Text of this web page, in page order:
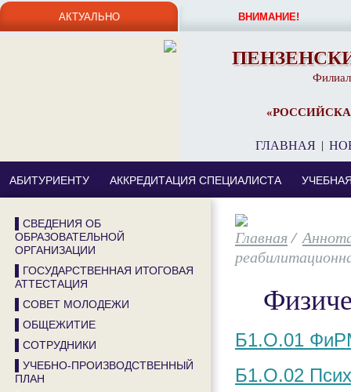
АКТУАЛЬНО ВНИМАНИЕ!
ГЛАВНАЯ |
АБИТУРИЕНТУ АККРЕДИТАЦИЯ СПЕЦИАЛИСТА
/
Б1.О.01
Б1.О.02
▌СВЕДЕНИЯ ОБ
ОБРАЗОВАТЕЛЬНОЙ
ОРГАНИЗАЦИИ
▌ГОСУДАРСТВЕННАЯ ИТОГОВАЯ
АТТЕСТАЦИЯ
▌СОВЕТ МОЛОДЕЖИ
▌ОБЩЕЖИТИЕ
▌СОТРУДНИКИ
▌УЧЕБНО-ПРОИЗВОДСТВЕННЫЙ
ПЛАН